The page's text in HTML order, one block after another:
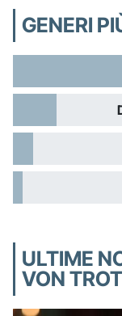
GENERI
ULTIME
VON